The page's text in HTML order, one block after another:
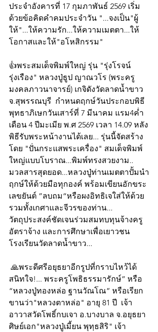
ประจำอังคารที่ 17 กุมภาพันธ์ 2569 เริ่ม
ด้วยข้อคิดคำคมประจำวัน "...จงเป็น"ผู้
ให้"...ให้ความรัก...ให้ความเมตตา...ให้
โอกาสและให้"อโหสิกรรม"
👍พระสมเด็จพิมพ์ใหญ่ รุ่น "รุ่งโรจน์
รุ่งเรือง" หลวงปู่ธูป ญาณวโร (พระครู
มงคลภาวนาจารย์) เกจิดังวัดลาดน้ำขาว
จ.สุพรรณบุรี  กำหนดฤกษ์วันประกอบพิธี
พุทธาภิเษกวันเสาร์ที่ 7 มีนาคม แรม4ค่ำ
เดือน 4 ปีมะเมีย พ.ศ 2569 เวลา 14.09 หลัง
พิธีรับพระหน้างานได้เลย... รุ่นนี้จัดสร้าง
โดย "ปั่นกระแสพระเครื่อง" สมเด็จพิมพ์
ใหญ่แบบโบราณ...พิมพ์ทรงสวยงาม..
มวลสารสุดยอด...หลวงปู่ท่านเมตตาปั้มนำ
ฤกษ์ให้ด้วยมือทุกองค์ พร้อมเขียนอักขระ
เลขยันต์ ”ลบถม“หรือผงอิทธิเจใส่ให้ด้วย
รวมทั้งเกศาและจีวรของท่าน...
วัตถุประสงค์ชัดเจนร่วมสมทบทุนจ้างครู
อัตราจ้าง และการศึกษาเพื่อเยาวชน
โรงเรียนวัดลาดน้ำขาว...
สนิทใจ!... พระครูโพธิธรรมารักษ์” หรือ
“หลวงปู่ทองหล่อ ฐานวัณโณ” หรือเรียก
ขานว่า"หลวงตาหล่อ" อายุ 81 ปี  เจ้า
อาวาสวัดโพธิ์กบเจา อ.บางบาล จ.อยุธยา
ศิษย์เอก"หลวงปู่เมี้ยน พุทฺธสิริ" เจ้า